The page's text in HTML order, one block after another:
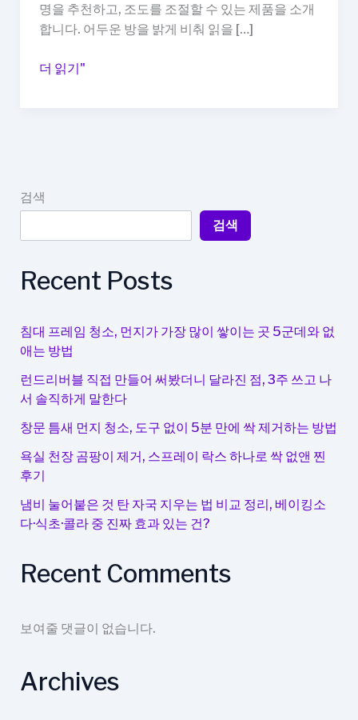
명을 추천하고, 조도를 조절할 수 있는 제품을 소개
합니다. 어두운 방을 밝게 비춰 읽을 […]
스
독
면
두
가
한
조
도
절
더 읽기"
검색
검색
Recent Posts
침대 프레임 청소, 먼지가 가장 많이 쌓이는 곳 5군데와 없
애는 방법
런드리버블 직접 만들어 써봤더니 달라진 점, 3주 쓰고 나
서 솔직하게 말한다
창문 틈새 먼지 청소, 도구 없이 5분 만에 싹 제거하는 방법
욕실 천장 곰팡이 제거, 스프레이 락스 하나로 싹 없앤 찐
후기
냄비 눌어붙은 것 탄 자국 지우는 법 비교 정리, 베이킹소
다·식초·콜라 중 진짜 효과 있는 건?
Recent Comments
보여줄 댓글이 없습니다.
Archives